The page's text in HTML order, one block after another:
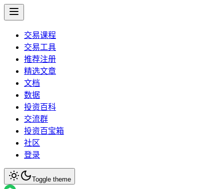
交易课程
交易工具
推荐注册
精选文章
文档
数据
投资百科
交流群
投资百宝箱
社区
登录
Toggle theme